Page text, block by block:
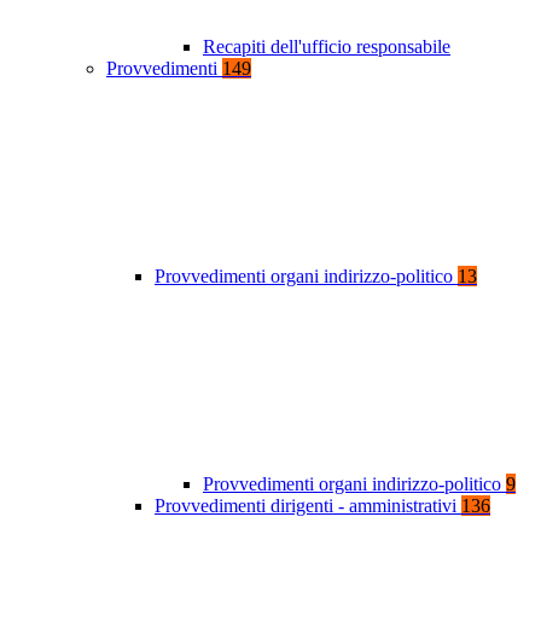
Recapiti dell'ufficio responsabile
Provvedimenti 149
Provvedimenti organi indirizzo-politico 13
Provvedimenti organi indirizzo-politico 9
Provvedimenti dirigenti - amministrativi 136